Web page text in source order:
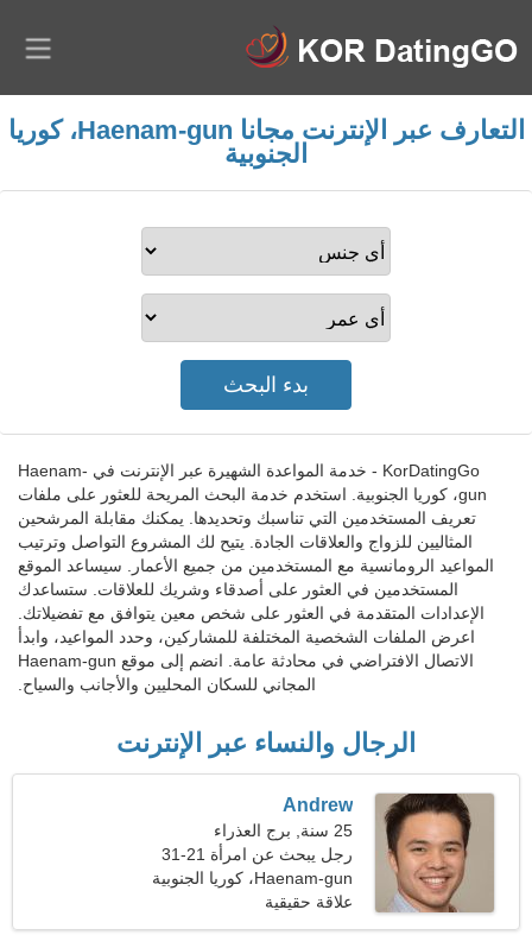
التعارف عبر الإنترنت مجانا Haenam-gun، كوريا
الجنوبية
KorDatingGo - خدمة المواعدة الشهيرة عبر الإنترنت في Haenam-
gun، كوريا الجنوبية. استخدم خدمة البحث المريحة للعثور على ملفات
تعريف المستخدمين التي تناسبك وتحديدها. يمكنك مقابلة المرشحين
المثاليين للزواج والعلاقات الجادة. يتيح لك المشروع التواصل وترتيب
المواعيد الرومانسية مع المستخدمين من جميع الأعمار. سيساعد الموقع
المستخدمين في العثور على أصدقاء وشريك للعلاقات. ستساعدك
الإعدادات المتقدمة في العثور على شخص معين يتوافق مع تفضيلاتك.
اعرض الملفات الشخصية المختلفة للمشاركين، وحدد المواعيد، وابدأ
الاتصال الافتراضي في محادثة عامة. انضم إلى موقع Haenam-gun
المجاني للسكان المحليين والأجانب والسياح.
الرجال والنساء عبر الإنترنت
Andrew
25 سنة, برج العذراء
رجل يبحث عن امرأة 21-31
Haenam-gun، كوريا الجنوبية
علاقة حقيقية